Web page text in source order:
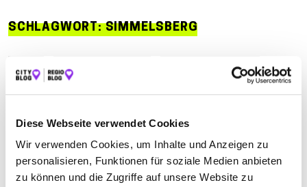
Diese Webseite verwendet Cookies
Wir verwenden Cookies, um Inhalte und Anzeigen zu
personalisieren, Funktionen für soziale Medien anbieten
zu können und die Zugriffe auf unsere Website zu
SCHLAGWORT:SIMMELSBERG
ALLE AUTO & VERKEHR
ESSEN & TRINKEN
SPORT & FREIZEIT
ÄMTER & BEHÖRDEN
BAUEN & WOHNEN
BEAUTY & WELLNESS
BILDUNG & MEDIEN
EINKAUFEN & SHOPPEN
GESUNDHEIT & MEDIZIN
RECHT & GELD